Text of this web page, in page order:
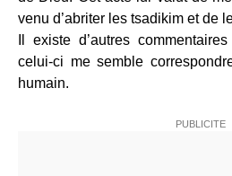
venu d’abriter les tsadikim et de
Il existe d’autres
celui-ci me semble
humain.